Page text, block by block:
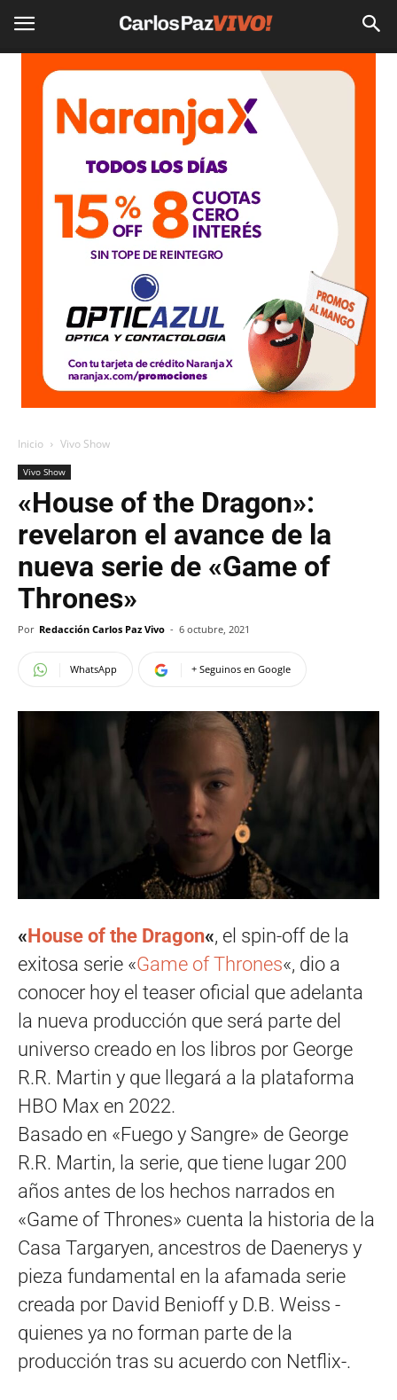
Inicio Vivo Show
Vivo Show
«House of the Dragon»:
revelaron el avance de la
nueva serie de «Game of
Thrones»
Por Redacción Carlos Paz Vivo - 6 octubre, 2021
WhatsApp + Seguinos en Google
«House of the Dragon«, el spin-off de la
exitosa serie «Game of Thrones«, dio a
conocer hoy el teaser oficial que adelanta
la nueva producción que será parte del
universo creado en los libros por George
R.R. Martin y que llegará a la plataforma
HBO Max en 2022.
Basado en «Fuego y Sangre» de George
R.R. Martin, la serie, que tiene lugar 200
años antes de los hechos narrados en
«Game of Thrones» cuenta la historia de la
Casa Targaryen, ancestros de Daenerys y
pieza fundamental en la afamada serie
creada por David Benioff y D.B. Weiss -
quienes ya no forman parte de la
producción tras su acuerdo con Netflix-.